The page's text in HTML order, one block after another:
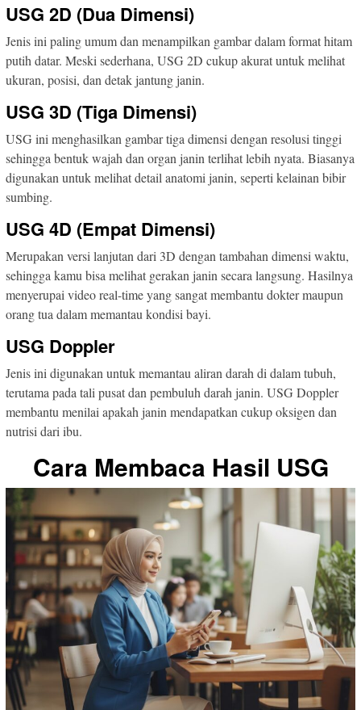
USG 2D (Dua Dimensi)
Jenis ini paling umum dan menampilkan gambar dalam format hitam
putih datar. Meski sederhana, USG 2D cukup akurat untuk melihat
ukuran, posisi, dan detak jantung janin.
USG 3D (Tiga Dimensi)
USG ini menghasilkan gambar tiga dimensi dengan resolusi tinggi
sehingga bentuk wajah dan organ janin terlihat lebih nyata. Biasanya
digunakan untuk melihat detail anatomi janin, seperti kelainan bibir
sumbing.
USG 4D (Empat Dimensi)
Merupakan versi lanjutan dari 3D dengan tambahan dimensi waktu,
sehingga kamu bisa melihat gerakan janin secara langsung. Hasilnya
menyerupai video real-time yang sangat membantu dokter maupun
orang tua dalam memantau kondisi bayi.
USG Doppler
Jenis ini digunakan untuk memantau aliran darah di dalam tubuh,
terutama pada tali pusat dan pembuluh darah janin. USG Doppler
membantu menilai apakah janin mendapatkan cukup oksigen dan
nutrisi dari ibu.
Cara Membaca Hasil USG